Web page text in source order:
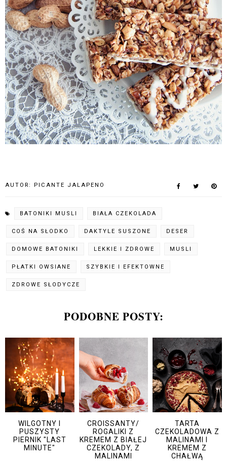
AUTOR: PICANTE JALAPENO
BATONIKI MUSLI BIAŁA CZEKOLADA
COŚ NA SŁODKO DAKTYLE SUSZONE DESER
DOMOWE BATONIKI LEKKIE I ZDROWE MUSLI
PŁATKI OWSIANE SZYBKIE I EFEKTOWNE
ZDROWE SŁODYCZE
PODOBNE POSTY:
WILGOTNY I
PUSZYSTY
PIERNIK "LAST
MINUTE"
CROISSANTY/
ROGALIKI Z
KREMEM Z BIAŁEJ
CZEKOLADY, Z
MALINAMI
TARTA
CZEKOLADOWA Z
MALINAMI I
KREMEM Z
CHAŁWĄ